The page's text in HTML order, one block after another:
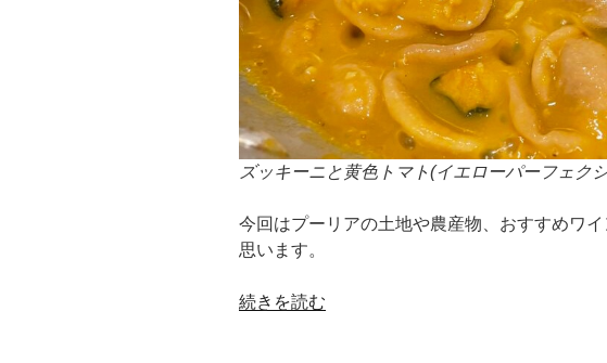
ズッキーニと黄色トマト(イエローパーフェク
今回はプーリアの土地や農産物、おすすめワ
思います。
“オ
続きを読む